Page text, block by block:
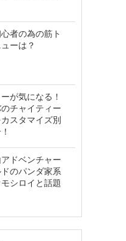
者の為の筋ト
ーは？
が気になる！
チャイティー
スタマイズ別
ドベンチャー
のパンダ家系
シロイと話題